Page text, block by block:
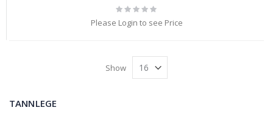
Rating:
0%
Please Login to see Price
Show
TANNLEGE